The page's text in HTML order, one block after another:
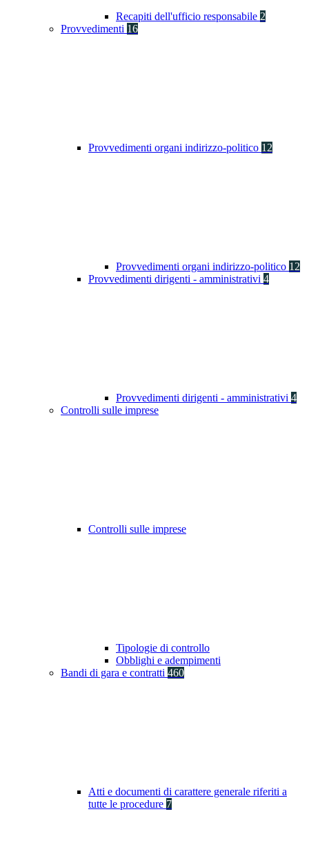
Recapiti dell'ufficio responsabile 2
Provvedimenti 16
Provvedimenti organi indirizzo-politico 12
Provvedimenti organi indirizzo-politico 12
Provvedimenti dirigenti - amministrativi 4
Provvedimenti dirigenti - amministrativi 4
Controlli sulle imprese
Controlli sulle imprese
Tipologie di controllo
Obblighi e adempimenti
Bandi di gara e contratti 460
Atti e documenti di carattere generale riferiti a
tutte le procedure 7